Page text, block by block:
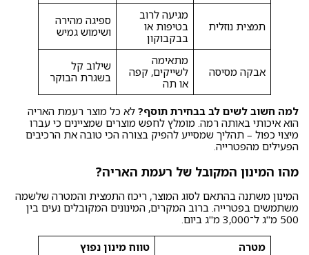
תמצית נוזלית
מגיעה לרוב
בטיפות או
בבקבוקון
ספיגה מהירה
ושימוש גמיש
אבקה מסיסה
מתאימה
לשייקים, קפה
או תה
שילוב קל
בשגרת הבוקר
למה חשוב לשים לב בבחירת תוסף? לא כל מוצר רעמת האריה
הוא איכותי באותה רמה. מומלץ לחפש מוצרים שמציינים כי עברו
מיצוי כפול – תהליך שמסייע להפיק בצורה הכי טובה את הרכיבים
הפעילים מהפטרייה.
מהו המינון המקובל של רעמת האריה?
המינון משתנה בהתאם לסוג המוצר, ריכוז התמצית והמטרה שלשמה
משתמשים בפטרייה. ברוב המקרים, המינונים המקובלים נעים בין
500 מ"ג ל־3,000 מ"ג ביום.
מטרה
טווח מינון נפוץ